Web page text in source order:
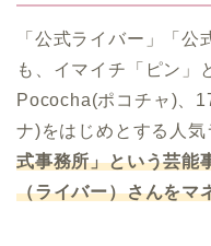
「公式ライバー」「
も、イマイチ「ピン」
Pococha(ポコチャ)、
ナ)をはじめとする人
式事務所」という芸能
（ライバー）さんをマ